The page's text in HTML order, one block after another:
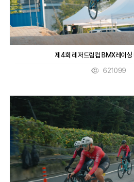
제4회 레저드림컵 BMX레이싱
621099